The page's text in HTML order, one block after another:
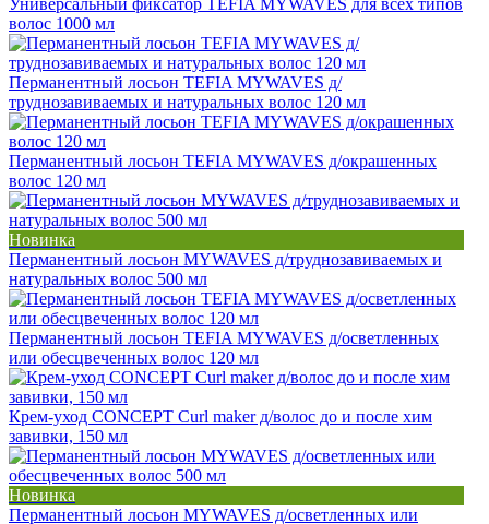
волос 1000 мл
Перманентный лосьон TEFIA MYWAVES д/
труднозавиваемых и натуральных волос 120 мл
Перманентный лосьон TEFIA MYWAVES д/окрашенных
волос 120 мл
Новинка
Перманентный лосьон MYWAVES д/труднозавиваемых и
натуральных волос 500 мл
Перманентный лосьон TEFIA MYWAVES д/осветленных
или обесцвеченных волос 120 мл
Крем-уход CONCEPT Curl maker д/волос до и после хим
завивки, 150 мл
Новинка
Перманентный лосьон MYWAVES д/осветленных или